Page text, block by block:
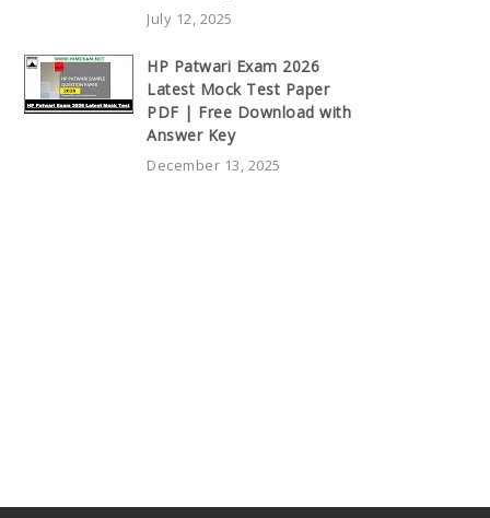
July 12, 2025
HP Patwari Exam 2026
Latest Mock Test Paper
PDF | Free Download with
Answer Key
December 13, 2025